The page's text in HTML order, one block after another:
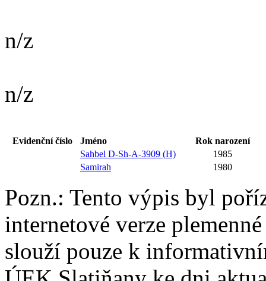
n/z
n/z
Evidenční číslo Jméno
Rok narození
Sahbel D-Sh-A-3909 (H)
1985
Samirah
1980
Pozn.: Tento výpis byl
internetové verze
slouží pouze k